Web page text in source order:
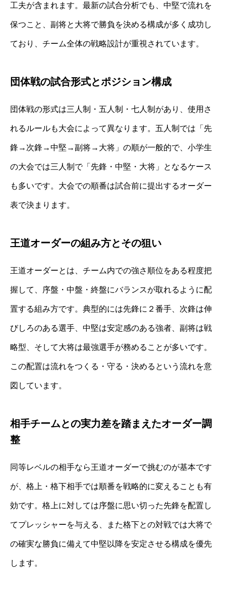
工夫が含まれます。最新の試合分析でも、中堅で流れを
保つこと、副将と大将で勝負を決める構成が多く成功し
ており、チーム全体の戦略設計が重視されています。
団体戦の試合形式とポジション構成
団体戦の形式は三人制・五人制・七人制があり、使用さ
れるルールも大会によって異なります。五人制では「先
鋒→次鋒→中堅→副将→大将」の順が一般的で、小学生
の大会では三人制で「先鋒・中堅・大将」となるケース
も多いです。大会での順番は試合前に提出するオーダー
表で決まります。
王道オーダーの組み方とその狙い
王道オーダーとは、チーム内での強さ順位をある程度把
握して、序盤・中盤・終盤にバランスが取れるように配
置する組み方です。典型的には先鋒に２番手、次鋒は伸
びしろのある選手、中堅は安定感のある強者、副将は戦
略型、そして大将は最強選手が務めることが多いです。
この配置は流れをつくる・守る・決めるという流れを意
図しています。
相手チームとの実力差を踏まえたオーダー調
整
同等レベルの相手なら王道オーダーで挑むのが基本です
が、格上・格下相手では順番を戦略的に変えることも有
効です。格上に対しては序盤に思い切った先鋒を配置し
てプレッシャーを与える、また格下との対戦では大将で
の確実な勝負に備えて中堅以降を安定させる構成を優先
します。